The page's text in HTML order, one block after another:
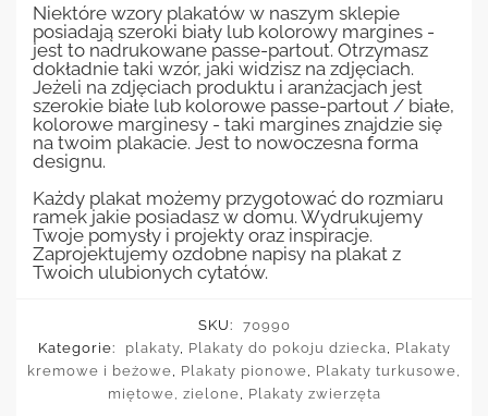
Niektóre wzory plakatów w naszym sklepie
posiadają szeroki biały lub kolorowy margines -
jest to nadrukowane passe-partout. Otrzymasz
dokładnie taki wzór, jaki widzisz na zdjęciach.
Jeżeli na zdjęciach produktu i aranżacjach jest
szerokie białe lub kolorowe passe-partout / białe,
kolorowe marginesy - taki margines znajdzie się
na twoim plakacie. Jest to nowoczesna forma
designu.
Każdy plakat możemy przygotować do rozmiaru
ramek jakie posiadasz w domu. Wydrukujemy
Twoje pomysły i projekty oraz inspiracje.
Zaprojektujemy ozdobne napisy na plakat z
Twoich ulubionych cytatów.
SKU:
70990
Kategorie:
plakaty, Plakaty do pokoju dziecka
Plakaty
kremowe i beżowe
Plakaty pionowe
Plakaty turkusowe,
miętowe, zielone
Plakaty zwierzęta